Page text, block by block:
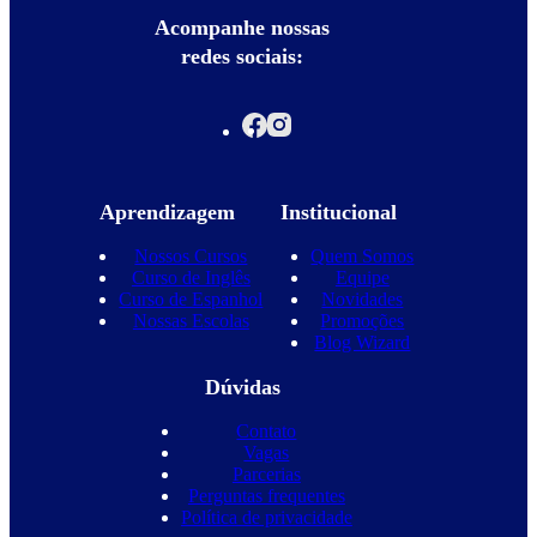
Acompanhe nossas
redes sociais:
Aprendizagem
Nossos Cursos
Curso de Inglês
Curso de Espanhol
Nossas Escolas
Institucional
Quem Somos
Equipe
Novidades
Promoções
Blog Wizard
Dúvidas
Contato
Vagas
Parcerias
Perguntas frequentes
Política de privacidade